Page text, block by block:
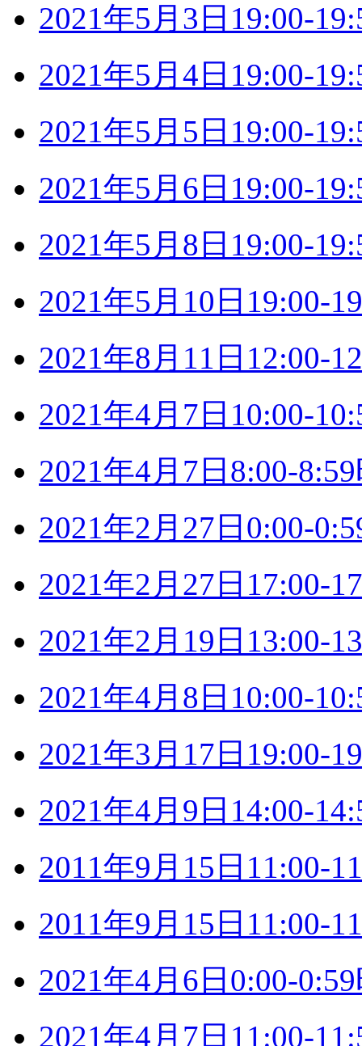
2021年5月3日19:00-
2021年5月4日19:00-
2021年5月5日19:00-
2021年5月6日19:00-
2021年5月8日19:00-
2021年5月10日19:00-
2021年8月11日12:00-
2021年4月7日10:00-
2021年4月7日8:00-
2021年2月27日0:00-
2021年2月27日17:00-
2021年2月19日13:00-
2021年4月8日10:00-
2021年3月17日19:00-
2021年4月9日14:00-
2011年9月15日11:00-
2011年9月15日11:00-
2021年4月6日0:00-
2021年4月7日11:00-